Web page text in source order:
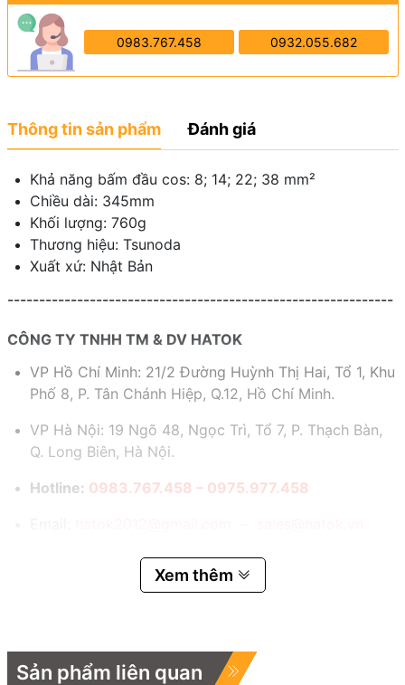
0983.767.458 0932.055.682
Thông tin sản phẩm Đánh giá
Khả năng bấm đầu cos: 8; 14; 22; 38 mm²
Chiều dài: 345mm
Khối lượng: 760g
Thương hiệu: Tsunoda
Xuất xứ: Nhật Bản
-------------------------------------------------------------
CÔNG TY TNHH TM & DV HATOK
VP Hồ Chí Minh: 21/2 Đường Huỳnh Thị Hai, Tổ 1, Khu
Phố 8, P. Tân Chánh Hiệp, Q.12, Hồ Chí Minh.
VP Hà Nội: 19 Ngõ 48, Ngọc Trì, Tổ 7, P. Thạch Bàn,
Q. Long Biên, Hà Nội.
Hotline: 0983.767.458 – 0975.977.458
Xem thêm
Sản phẩm liên quan